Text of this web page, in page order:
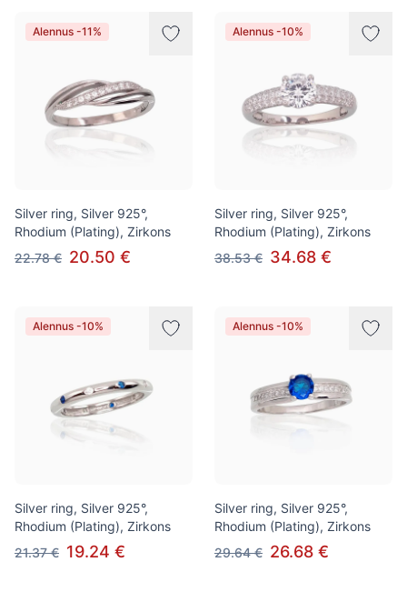
Alennus -11%
Silver ring, Silver 925°,
Rhodium (Plating), Zirkons
22.78 € 20.50 €
Alennus -10%
Silver ring, Silver 925°,
Rhodium (Plating), Zirkons
38.53 € 34.68 €
Alennus -10%
Silver ring, Silver 925°,
Rhodium (Plating), Zirkons
21.37 € 19.24 €
Alennus -10%
Silver ring, Silver 925°,
Rhodium (Plating), Zirkons
29.64 € 26.68 €